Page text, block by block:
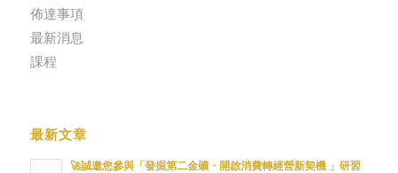
佈達事項
最新消息
課程
最新文章
🚀誠邀您參與「發掘第二金礦・開啟消費轉經營新契機 」研習